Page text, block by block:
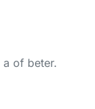
of beter.